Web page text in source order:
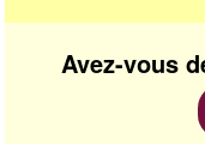
Avez-vous